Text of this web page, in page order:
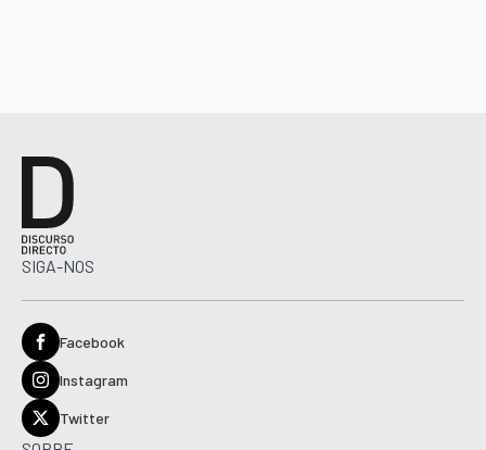
SIGA-NOS
Facebook
Instagram
Twitter